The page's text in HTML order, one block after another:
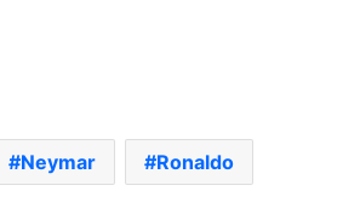
Neymar Ronaldo